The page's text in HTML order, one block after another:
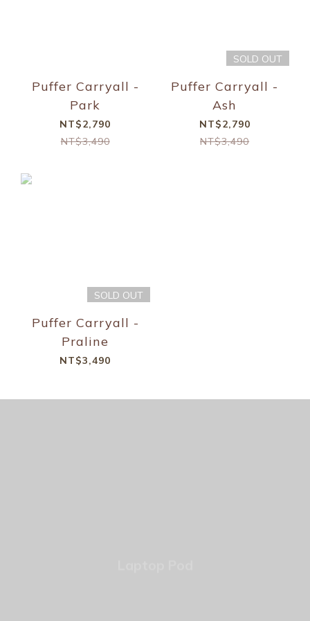
Puffer Carryall -
Park
NT$2,790
NT$3,490
SOLD OUT
Puffer Carryall -
Ash
NT$2,790
NT$3,490
SOLD OUT
Puffer Carryall -
Praline
NT$3,490